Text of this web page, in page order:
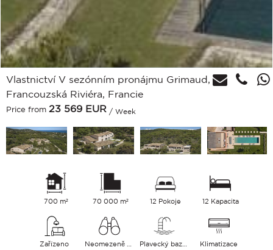
Vlastnictví V sezónním pronájmu Grimaud,
Francouzská Riviéra, Francie
Price from 23 569 EUR / Week
700 m² 70 000 m² 12 Pokoje 12 Kapacita
Zařízeno Klimatizace